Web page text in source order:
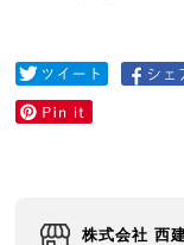
株式会社 西